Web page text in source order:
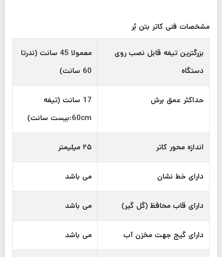
مشخصات فنی کاتر بتن بُر
بزرگترین تیغه قابل نصب روی
دستگاه
معمولا 45 سانت (ندرتا
60 سانت)
حداکثر عمق برش
17 سانت (تیغه
60cm:بیست سانت)
اندازه محور کاتر ۲۵ میلیمتر
دارای خط نشان می باشد
دارای قاب محافظ (گل گیر) می باشد
دارای گیج جهت مخزن آب می باشد